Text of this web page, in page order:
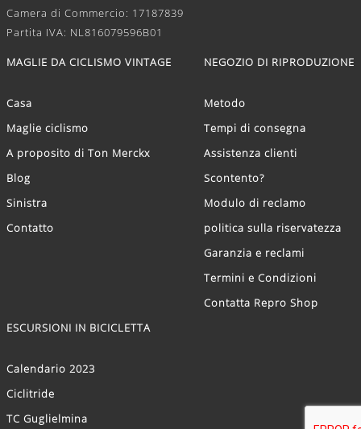
Camera di Commercio: 17187839
Partita IVA: NL816079596B01
MAGLIE DA CICLISMO VINTAGE
Casa
Maglie ciclismo
A proposito di Ton Merckx
Blog
Sinistra
Contatto
NEGOZIO DI RIPRODUZIONE
Metodo
Tempi di consegna
Assistenza clienti
Scontento?
Modulo di reclamo
politica sulla riservatezza
Garanzia e reclami
Termini e Condizioni
Contatta Repro Shop
ESCURSIONI IN BICICLETTA
Calendario 2023
Ciclitride
TC Guglielmina